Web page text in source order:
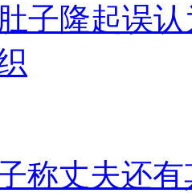
子隆起误
称丈夫还